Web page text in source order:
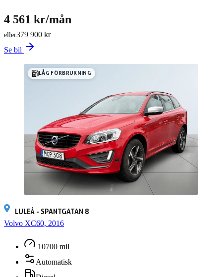
379 900 kr
eller
4 561 kr/mån
Se bil
LÅG FÖRBRUKNING
LULEÅ - SPANTGATAN 8
Volvo XC60, 2016
10700 mil
Automatisk